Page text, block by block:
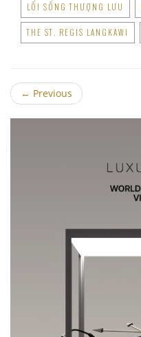
LỐI SỐNG THƯỢNG LƯU
THE ST. REGIS LANGKAWI
← Previous